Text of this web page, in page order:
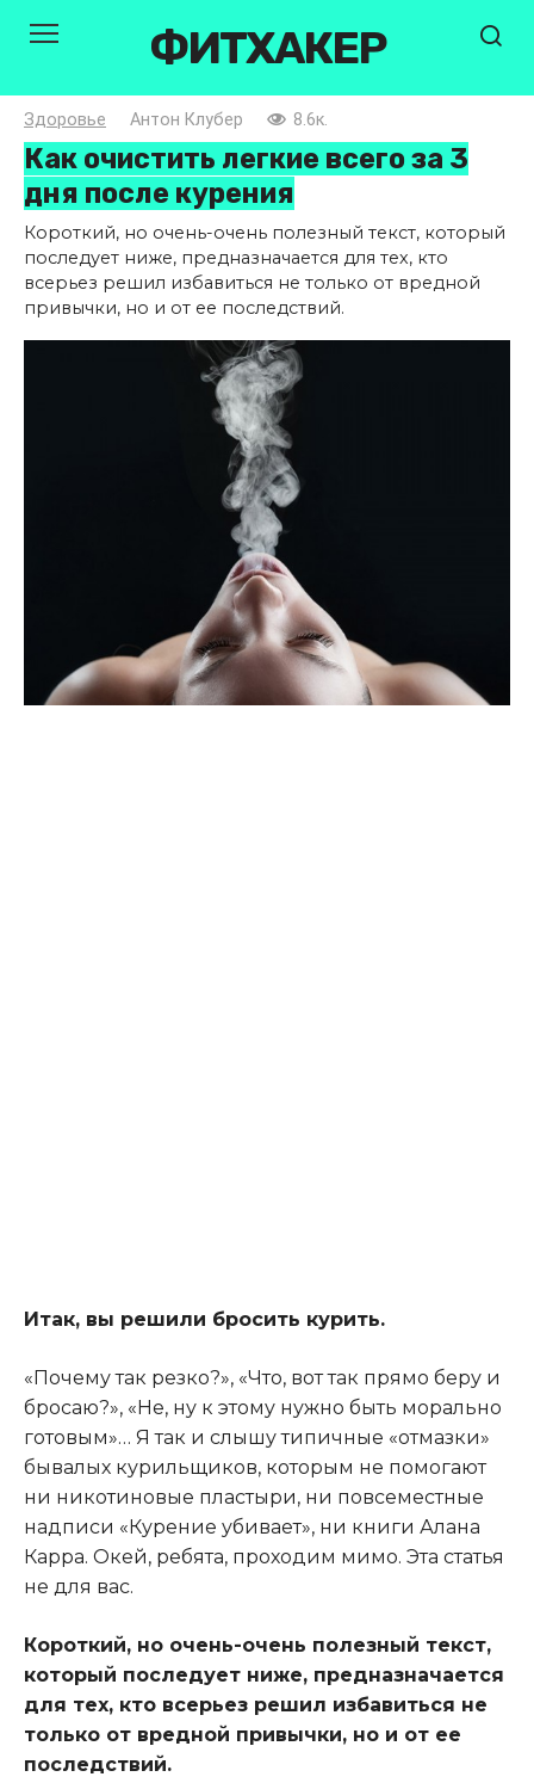
ФИТХАКЕР
Здоровье Антон Клубер 8.6к.
Как очистить легкие всего за 3
дня после курения
Короткий, но очень-очень полезный текст, который
последует ниже, предназначается для тех, кто
всерьез решил избавиться не только от вредной
привычки, но и от ее последствий.
Итак, вы решили бросить курить.
«Почему так резко?», «Что, вот так прямо беру и
бросаю?», «Не, ну к этому нужно быть морально
готовым»… Я так и слышу типичные «отмазки»
бывалых курильщиков, которым не помогают
ни никотиновые пластыри, ни повсеместные
надписи «Курение убивает», ни книги Алана
Карра. Окей, ребята, проходим мимо. Эта статья
не для вас.
Короткий, но очень-очень полезный текст,
который последует ниже, предназначается
для тех, кто всерьез решил избавиться не
только от вредной привычки, но и от ее
последствий.